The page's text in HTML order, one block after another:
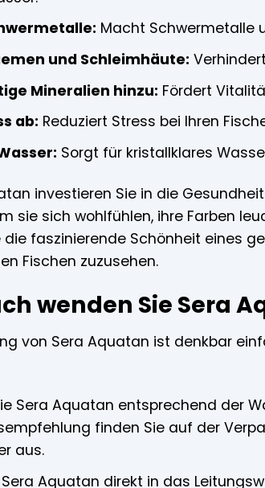
Macht Schwermetalle
und Schleimhäute:
Mineralien hinzu: Fördert
ab: Reduziert Stress bei Ihren
Sorgt für kristallklares
investieren Sie in die
sie sich wohlfühlen, ihre Farben
die faszinierende Schönheit eines
Fischen zuzusehen.
wenden Sie Sera
von Sera Aquatan ist denkbar
Sera Aquatan entsprechend der
finden Sie auf der
aus.
Sera Aquatan direkt in das